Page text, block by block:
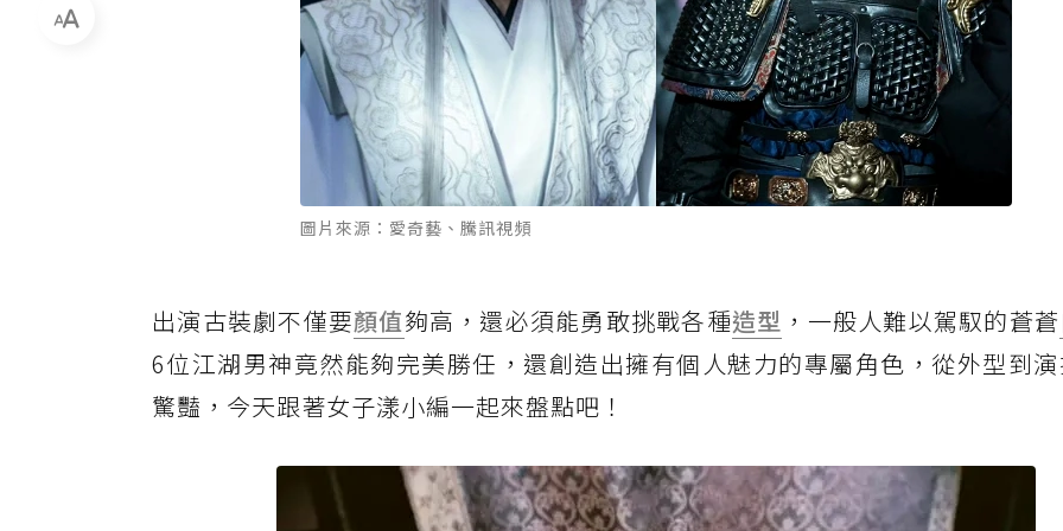
圖片來源：愛奇藝、騰訊視頻
出演古裝劇不僅要顏值夠高，還必須能勇敢挑戰各種造型 ，一般人難以駕馭的蒼蒼
6位江湖男神竟然能夠完美勝任，還創造出擁有個人魅力的專屬角色，從外型到
驚豔，今天跟著女子漾小編一起來盤點吧！